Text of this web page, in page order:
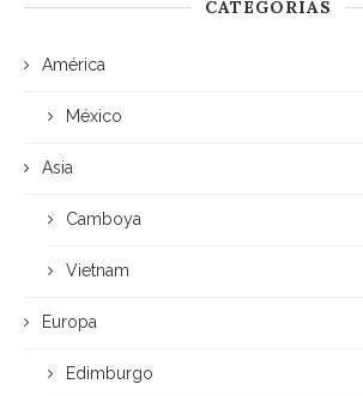
CATEGORÍAS
América
México
Asia
Camboya
Vietnam
Europa
Edimburgo